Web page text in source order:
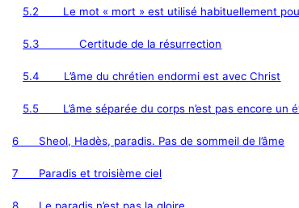
5.2 Le mot « mort » est utilisé habituellement
5.3 Certitude de la résurrection
5.4 L’âme du chrétien endormi est avec Christ
5.5 L’âme séparée du corps n’est pas encore un
6 Sheol, Hadès, paradis. Pas de sommeil de l’âme
7 Paradis et troisième ciel